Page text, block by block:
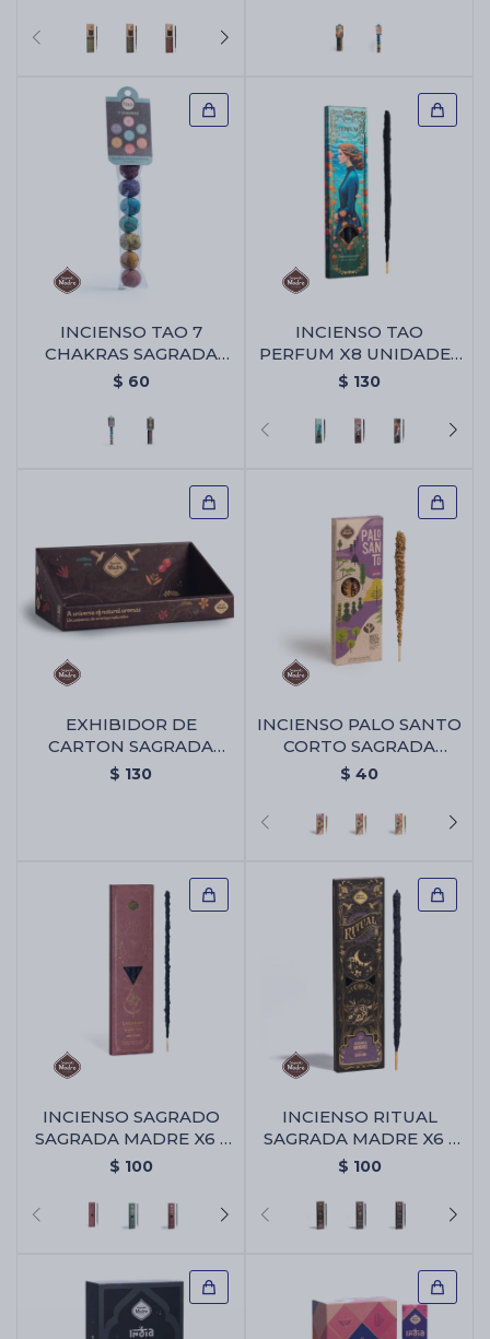
INCIENSO TAO 7
CHAKRAS SAGRADA
MADRE - Bombita 7
$ 60
INCIENSO TAO
PERFUM X8 UNIDADES
- Limón
$ 130
EXHIBIDOR DE
CARTON SAGRADA
MADRE - Exhibidor De
$ 130
INCIENSO PALO SANTO
CORTO SAGRADA
MADRE X4 - Lavanda
$ 40
INCIENSO SAGRADO
SAGRADA MADRE X6 -
Amor Eterno
$ 100
INCIENSO RITUAL
SAGRADA MADRE X6 -
Abundancia
$ 100